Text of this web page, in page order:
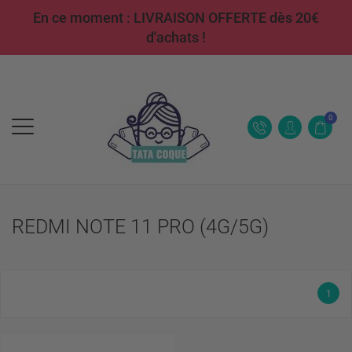
En ce moment : LIVRAISON OFFERTE dès 20€
d'achats !
0
REDMI NOTE 11 PRO (4G/5G)
1